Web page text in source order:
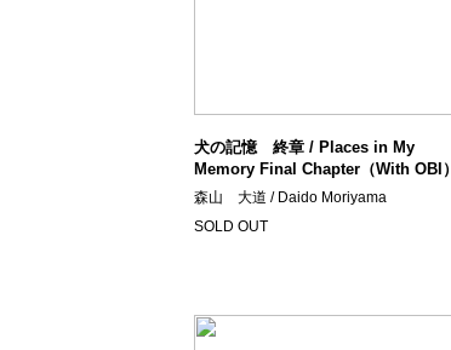
犬の記憶 終章 / Places in My
Memory Final Chapter（With OBI）
森山 大道 / Daido Moriyama
SOLD OUT